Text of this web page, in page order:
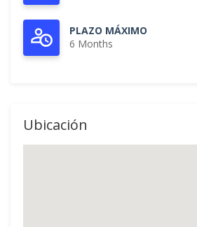
PLAZO MÁXIMO
6 Months
Ubicación